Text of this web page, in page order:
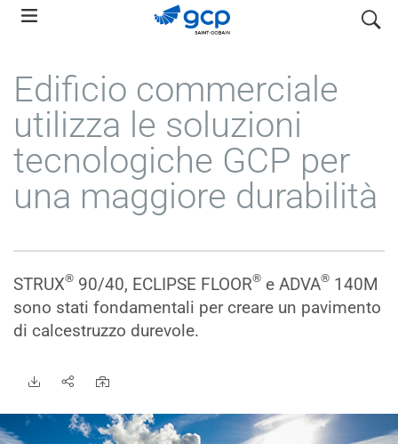
Skip
navigation
search
Edificio commerciale
utilizza le soluzioni
tecnologiche GCP per
una maggiore durabilità
STRUX® 90/40, ECLIPSE FLOOR® e ADVA® 140M
sono stati fondamentali per creare un pavimento
di calcestruzzo durevole.